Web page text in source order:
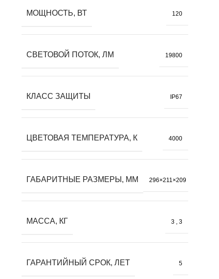
МОЩНОСТЬ, ВТ 120
СВЕТОВОЙ ПОТОК, ЛМ 19800
КЛАСС ЗАЩИТЫ IP67
ЦВЕТОВАЯ ТЕМПЕРАТУРА, К 4000
ГАБАРИТНЫЕ РАЗМЕРЫ, ММ 296×211×209
МАССА, КГ 3 , 3
ГАРАНТИЙНЫЙ СРОК, ЛЕТ 5